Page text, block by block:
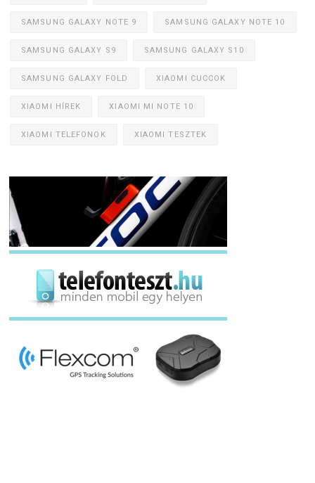
SAMSUNG GALAXY NOTE 9 SAMSUNG GALAXY NOTE 10
SAMSUNG GALAXY S9 SAMSUNG GALAXY S10
SAMSUNG GALAXY FOLD XIAOMI CUCCOK
XIAOMI HÍREK XIAOMI MI NOTE 10
XIAOMI TELEFONOK XIAOMI TESZTEK